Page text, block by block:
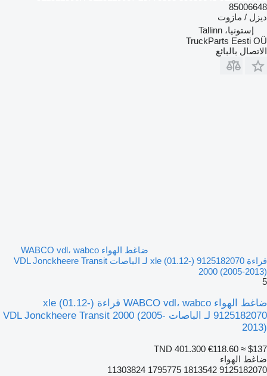
85006648
ديزل / مازوت
إستونيا، Tallinn
TruckParts Eesti OÜ
الاتصال بالبائع
ضاغط الهواء WABCO vdl، wabco
قراءة xle (01.12-) 9125182070 لـ الباصات VDL Jonckheere Transit
2000 (2005-2013)
5
ضاغط الهواء WABCO vdl، wabco قراءة xle (01.12-)
9125182070 لـ الباصات VDL Jonckheere Transit 2000 (2005-
2013)
TND 401.300 €118.60 ≈ $137
ضاغط الهواء
9125182070 1813542 1795775 11303824